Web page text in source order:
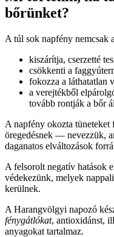
bőrünket?
A túl sok napfény nemcsak
kiszárítja, cserzetté
csökkenti a
fokozza a láthatatlan
a verejtékből
tovább rontják a bőr
A napfény okozta
öregedésnek — nevezzük,
daganatos elváltozások
A felsorolt negatív hatások
védekezünk, melyek
kerülnek.
A Harangvölgyi napozó
fénygátlókat, antioxidánst,
anyagokat tartalmaz.